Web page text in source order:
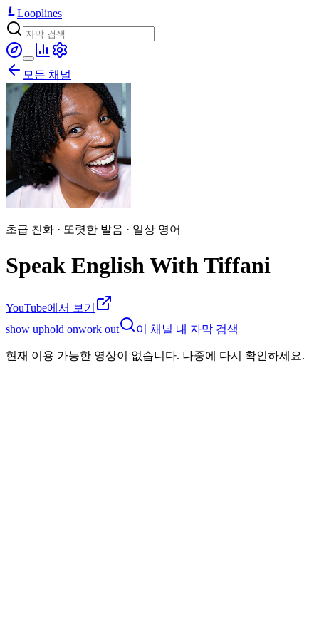
Looplines
모든 채널
초급 친화 · 또렷한 발음 · 일상 영어
Speak English With Tiffani
YouTube에서 보기
show uphold onwork out 이 채널 내 자막 검색
현재 이용 가능한 영상이 없습니다. 나중에 다시 확인하세요.